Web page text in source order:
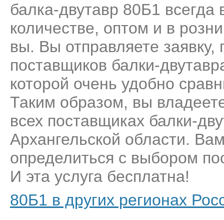
балка-двутавр 80Б1
количестве, оптом и в
вы. Вы отправляете заявку,
поставщиков балки-
которой очень удобно
Таким образом, вы
всех поставщиках балки-
Архангельской области.
определиться с выбором
И эта услуга бесплатна!
80Б1 в других регионах